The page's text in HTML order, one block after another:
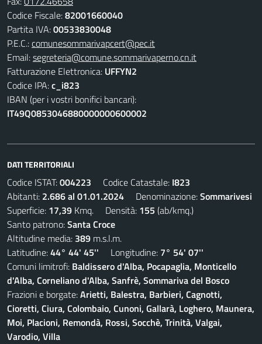
Codice Fiscale:82001660040
Partita IVA:00533830048
P.E.C.:comunesommarivapcert@pec.it
Email:segreteria@comune.sommarivaperno.cn.it
Fatturazione Elettronica: UFFYN2
Codice IPA:c_i823
IBAN (per i vostri bonifici bancari):
IT49Q0853046880000000600002
DATI TERRITORIALI
Codice ISTAT:004223 Codice Catastale: I823
Abitanti: 2.686 al 01.01.2024 Denominazione:Sommarivesi
Superficie: 17,39 Kmq. Densità: 155 (ab/kmq.)
Santo patrono:Santa Croce
Altitudine media: 389 m.s.l.m.
Latitudine:44° 44' 45'' Longitudine: 7° 54' 07''
Comuni limitrofi: Baldissero d'Alba, Pocapaglia, Monticello
d'Alba, Corneliano d'Alba, Sanfrè, Sommariva del Bosco
Frazioni e borgate:Arietti, Balestra, Barbieri, Cagnotti,
Cioretti, Ciura, Colombaio, Cunoni, Gallarà, Loghero, Maunera,
Moi, Placioni, Remondà, Rossi, Socchè, Trinità, Valgai,
Varodio, Villa